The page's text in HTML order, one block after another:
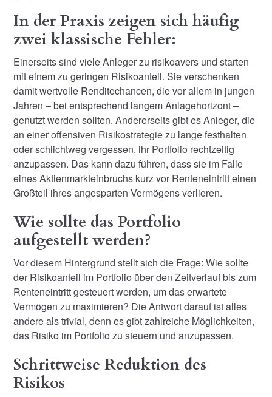
In der Praxis zeigen sich häufig
zwei klassische Fehler:
Einerseits sind viele Anleger zu risikoavers und starten
mit einem zu geringen Risikoanteil. Sie verschenken
damit wertvolle Renditechancen, die vor allem in jungen
Jahren – bei entsprechend langem Anlagehorizont –
genutzt werden sollten. Andererseits gibt es Anleger, die
an einer offensiven Risikostrategie zu lange festhalten
oder schlichtweg vergessen, ihr Portfolio rechtzeitig
anzupassen. Das kann dazu führen, dass sie im Falle
eines Aktienmarkteinbruchs kurz vor Renteneintritt einen
Großteil ihres angesparten Vermögens verlieren.
Wie sollte das Portfolio
aufgestellt werden?
Vor diesem Hintergrund stellt sich die Frage: Wie sollte
der Risikoanteil im Portfolio über den Zeitverlauf bis zum
Renteneintritt gesteuert werden, um das erwartete
Vermögen zu maximieren? Die Antwort darauf ist alles
andere als trivial, denn es gibt zahlreiche Möglichkeiten,
das Risiko im Portfolio zu steuern und anzupassen.
Schrittweise Reduktion des
Risikos